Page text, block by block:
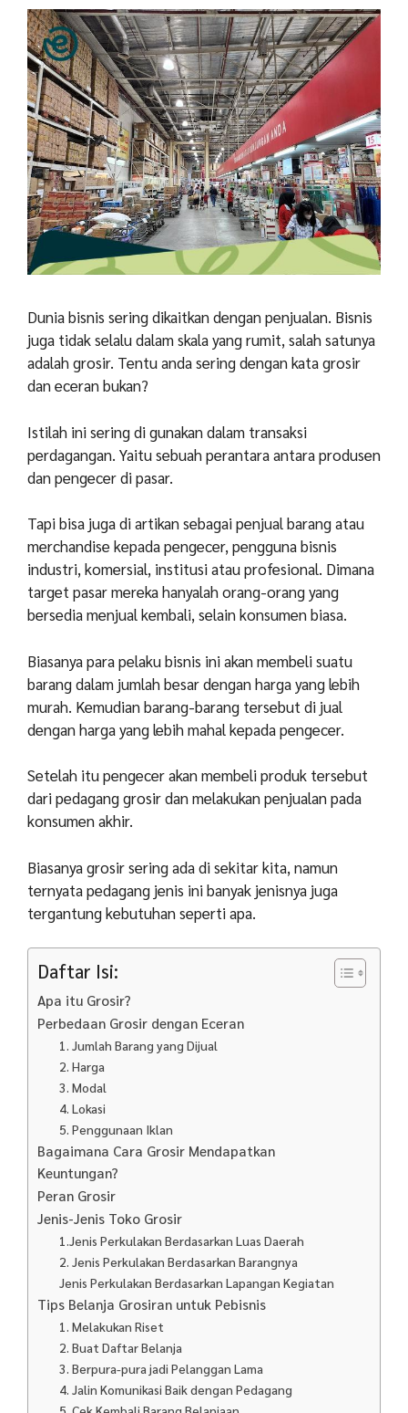
Dunia bisnis sering dikaitkan dengan penjualan. Bisnis
juga tidak selalu dalam skala yang rumit, salah satunya
adalah grosir. Tentu anda sering dengan kata grosir
dan eceran bukan?
Istilah ini sering di gunakan dalam transaksi
perdagangan. Yaitu sebuah perantara antara produsen
dan pengecer di pasar.
Tapi bisa juga di artikan sebagai penjual barang atau
merchandise kepada pengecer, pengguna bisnis
industri, komersial, institusi atau profesional. Dimana
target pasar mereka hanyalah orang-orang yang
bersedia menjual kembali, selain konsumen biasa.
Biasanya para pelaku bisnis ini akan membeli suatu
barang dalam jumlah besar dengan harga yang lebih
murah. Kemudian barang-barang tersebut di jual
dengan harga yang lebih mahal kepada pengecer.
Setelah itu pengecer akan membeli produk tersebut
dari pedagang grosir dan melakukan penjualan pada
konsumen akhir.
Biasanya grosir sering ada di sekitar kita, namun
ternyata pedagang jenis ini banyak jenisnya juga
tergantung kebutuhan seperti apa.
Daftar Isi:
Apa itu Grosir?
Perbedaan Grosir dengan Eceran
1. Jumlah Barang yang Dijual
2. Harga
3. Modal
4. Lokasi
5. Penggunaan Iklan
Bagaimana Cara Grosir Mendapatkan
Keuntungan?
Peran Grosir
Jenis-Jenis Toko Grosir
1.Jenis Perkulakan Berdasarkan Luas Daerah
2. Jenis Perkulakan Berdasarkan Barangnya
Jenis Perkulakan Berdasarkan Lapangan Kegiatan
Tips Belanja Grosiran untuk Pebisnis
1. Melakukan Riset
2. Buat Daftar Belanja
3. Berpura-pura jadi Pelanggan Lama
4. Jalin Komunikasi Baik dengan Pedagang